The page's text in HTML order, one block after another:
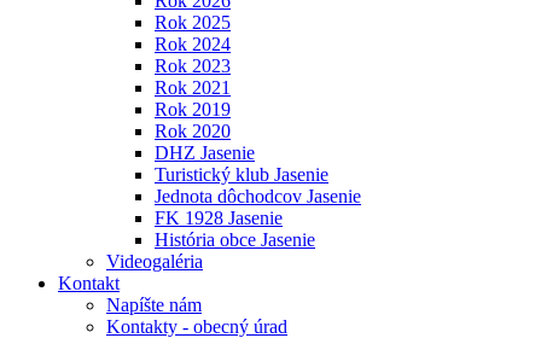
Rok 2025
Rok 2024
Rok 2023
Rok 2021
Rok 2019
Rok 2020
DHZ Jasenie
Turistický klub Jasenie
Jednota dôchodcov Jasenie
FK 1928 Jasenie
História obce Jasenie
Videogaléria
Kontakt
Napíšte nám
Kontakty - obecný úrad